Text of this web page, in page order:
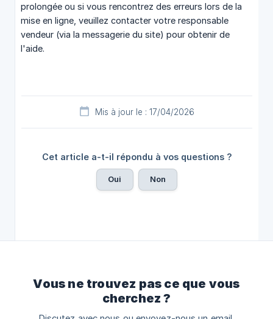
prolongée ou si vous rencontrez des erreurs lors de la
mise en ligne, veuillez contacter votre responsable
vendeur (via la messagerie du site) pour obtenir de
l'aide.
Mis à jour le : 17/04/2026
Cet article a-t-il répondu à vos questions ?
Oui Non
Vous ne trouvez pas ce que vous
cherchez ?